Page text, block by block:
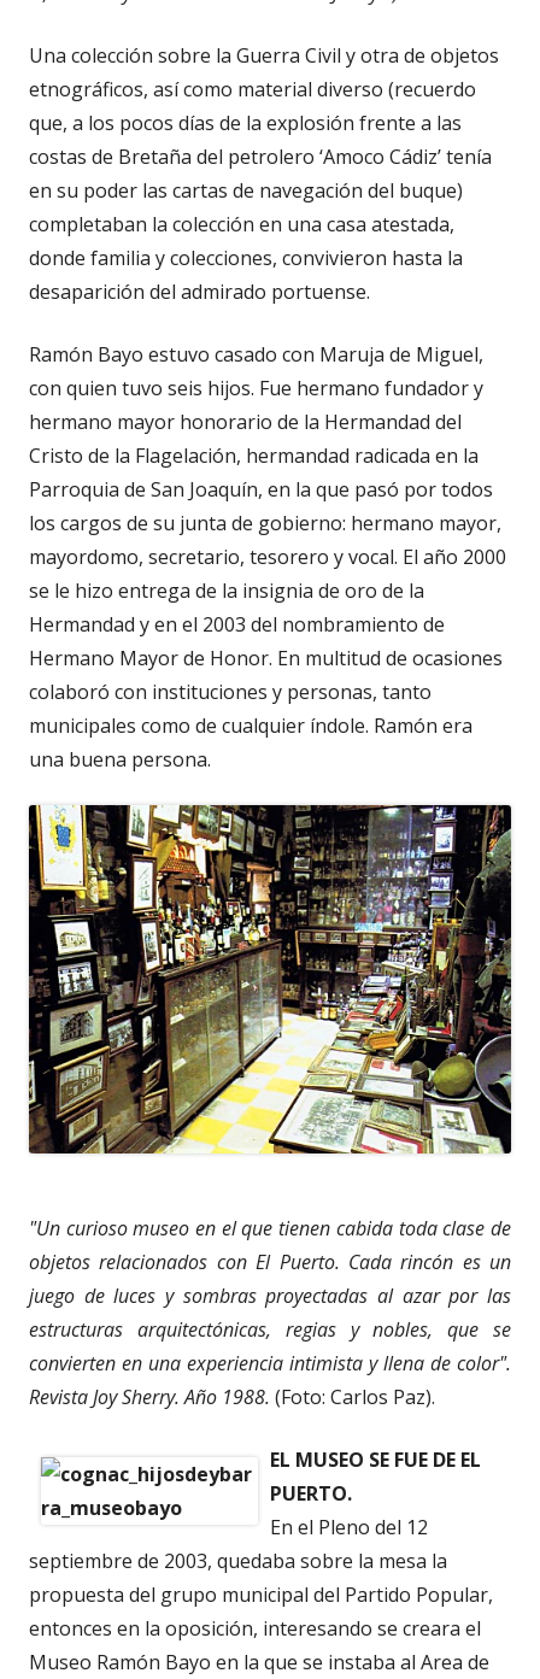
Una colección sobre la Guerra Civil y otra de objetos
etnográficos, así como material diverso (recuerdo
que, a los pocos días de la explosión frente a las
costas de Bretaña del petrolero ‘Amoco Cádiz’ tenía
en su poder las cartas de navegación del buque)
completaban la colección en una casa atestada,
donde familia y colecciones, convivieron hasta la
desaparición del admirado portuense.
Ramón Bayo estuvo casado con Maruja de Miguel,
con quien tuvo seis hijos. Fue hermano fundador y
hermano mayor honorario de la Hermandad del
Cristo de la Flagelación, hermandad radicada en la
Parroquia de San Joaquín, en la que pasó por todos
los cargos de su junta de gobierno: hermano mayor,
mayordomo, secretario, tesorero y vocal. El año 2000
se le hizo entrega de la insignia de oro de la
Hermandad y en el 2003 del nombramiento de
Hermano Mayor de Honor. En multitud de ocasiones
colaboró con instituciones y personas, tanto
municipales como de cualquier índole. Ramón era
una buena persona.
"Un curioso museo en el que tienen cabida toda clase de
objetos relacionados con El Puerto. Cada rincón es un
juego de luces y sombras proyectadas al azar por las
estructuras arquitectónicas, regias y nobles, que se
convierten en una experiencia intimista y llena de color".
Revista Joy Sherry. Año 1988. (Foto: Carlos Paz).
EL MUSEO SE FUE DE EL
PUERTO.
En el Pleno del 12
septiembre de 2003, quedaba sobre la mesa la
propuesta del grupo municipal del Partido Popular,
entonces en la oposición, interesando se creara el
Museo Ramón Bayo en la que se instaba al Area de